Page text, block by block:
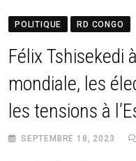
POLITIQUE RD CONGO
Félix Tshisekedi
mondiale, les
les tensions à
SEPTEMBRE 18, 2023